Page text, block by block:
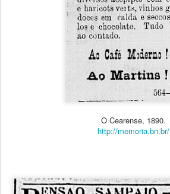
O Cearense, 1890.
http://memoria.bn.br/